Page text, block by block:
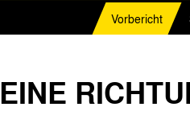
Vorbericht
EINE